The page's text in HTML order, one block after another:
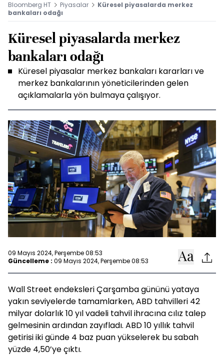
Bloomberg HT Piyasalar
Küresel piyasalarda merkez
bankaları odağı
Küresel piyasalarda merkez
bankaları odağı
Küresel piyasalar merkez bankaları kararları ve
merkez bankalarının yöneticilerinden gelen
açıklamalarla yön bulmaya çalışıyor.
09 Mayıs 2024, Perşembe 08:53
Güncelleme : 09 Mayıs 2024, Perşembe 08:53
Wall Street endeksleri Çarşamba gününü yataya
yakın seviyelerde tamamlarken, ABD tahvilleri 42
milyar dolarlık 10 yıl vadeli tahvil ihracına cılız talep
gelmesinin ardından zayıfladı. ABD 10 yıllık tahvil
getirisi iki günde 4 baz puan yükselerek bu sabah
yüzde 4,50’ye çıktı.